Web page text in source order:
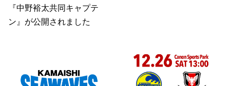
『中野裕太共同キャプテ
ン』が公開されました